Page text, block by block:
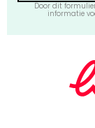
Door dit
informatie